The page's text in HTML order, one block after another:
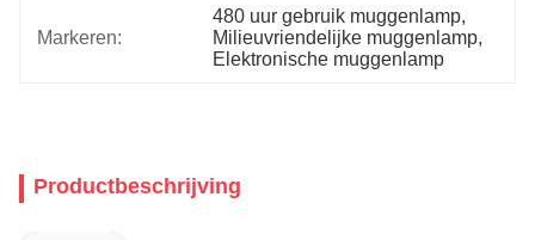
Markeren:
480 uur gebruik muggenlamp,
Milieuvriendelijke muggenlamp,
Elektronische muggenlamp
Productbeschrijving